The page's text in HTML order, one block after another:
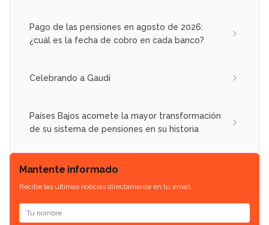
Pago de las pensiones en agosto de 2026:
¿cuál es la fecha de cobro en cada banco?
Celebrando a Gaudí
Países Bajos acomete la mayor transformación
de su sistema de pensiones en su historia
Mantente informado
Recibe las últimas noticias directamente en tu email.